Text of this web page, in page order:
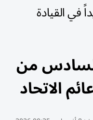
في القيادة
من
الاتحاد